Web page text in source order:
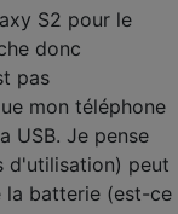
S2 pour le
donc
pas
mon téléphone
USB. Je pense
d'utilisation) peut
la batterie (est-ce